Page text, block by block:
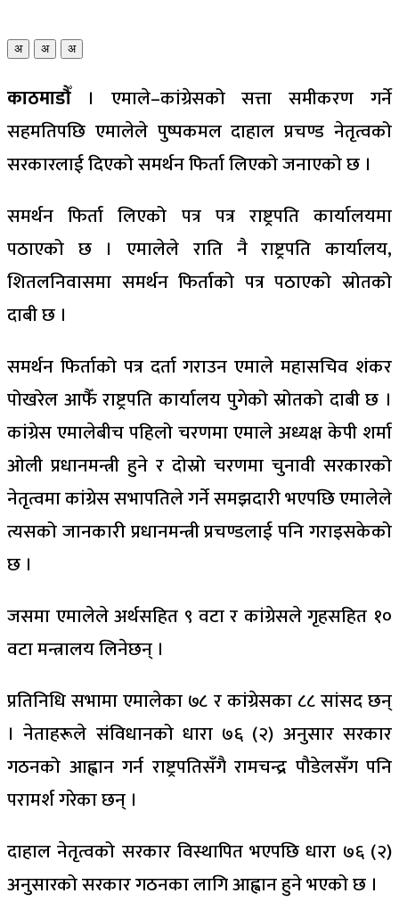
अ अ अ
काठमाडौँ। एमाले–कांग्रेसको सत्ता समीकरण गर्ने
सहमतिपछि एमालेले पुष्पकमल दाहाल प्रचण्ड नेतृत्वको
सरकारलाई दिएको समर्थन फिर्ता लिएको जनाएको छ ।
समर्थन फिर्ता लिएको पत्र पत्र राष्ट्रपति कार्यालयमा
पठाएको छ । एमालेले राति नै राष्ट्रपति कार्यालय,
शितलनिवासमा समर्थन फिर्ताको पत्र पठाएको स्रोतको
दाबी छ ।
समर्थन फिर्ताको पत्र दर्ता गराउन एमाले महासचिव शंकर
पोखरेल आफैँ राष्ट्रपति कार्यालय पुगेको स्रोतको दाबी छ ।
कांग्रेस एमालेबीच पहिलो चरणमा एमाले अध्यक्ष केपी शर्मा
ओली प्रधानमन्त्री हुने र दोस्रो चरणमा चुनावी सरकारको
नेतृत्वमा कांग्रेस सभापतिले गर्ने समझदारी भएपछि एमालेले
त्यसको जानकारी प्रधानमन्त्री प्रचण्डलाई पनि गराइसकेको
छ ।
जसमा एमालेले अर्थसहित ९ वटा र कांग्रेसले गृहसहित १०
वटा मन्त्रालय लिनेछन् ।
प्रतिनिधि सभामा एमालेका ७८ र कांग्रेसका ८८ सांसद छन्
। नेताहरूले संविधानको धारा ७६ (२) अनुसार सरकार
गठनको आह्वान गर्न राष्ट्रपतिसँगै रामचन्द्र पौडेलसँग पनि
परामर्श गरेका छन् ।
दाहाल नेतृत्वको सरकार विस्थापित भएपछि धारा ७६ (२)
अनुसारको सरकार गठनका लागि आह्वान हुने भएको छ ।